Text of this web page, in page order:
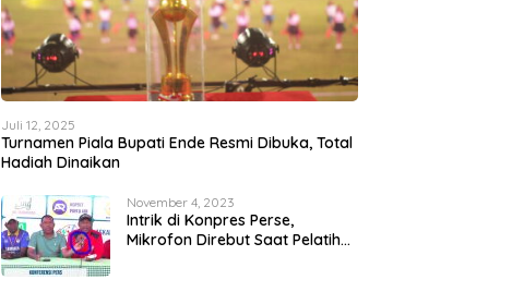
Juli 12, 2025
Turnamen Piala Bupati Ende Resmi Dibuka, Total
Hadiah Dinaikan
November 4, 2023
Intrik di Konpres Perse,
Mikrofon Direbut Saat Pelatih